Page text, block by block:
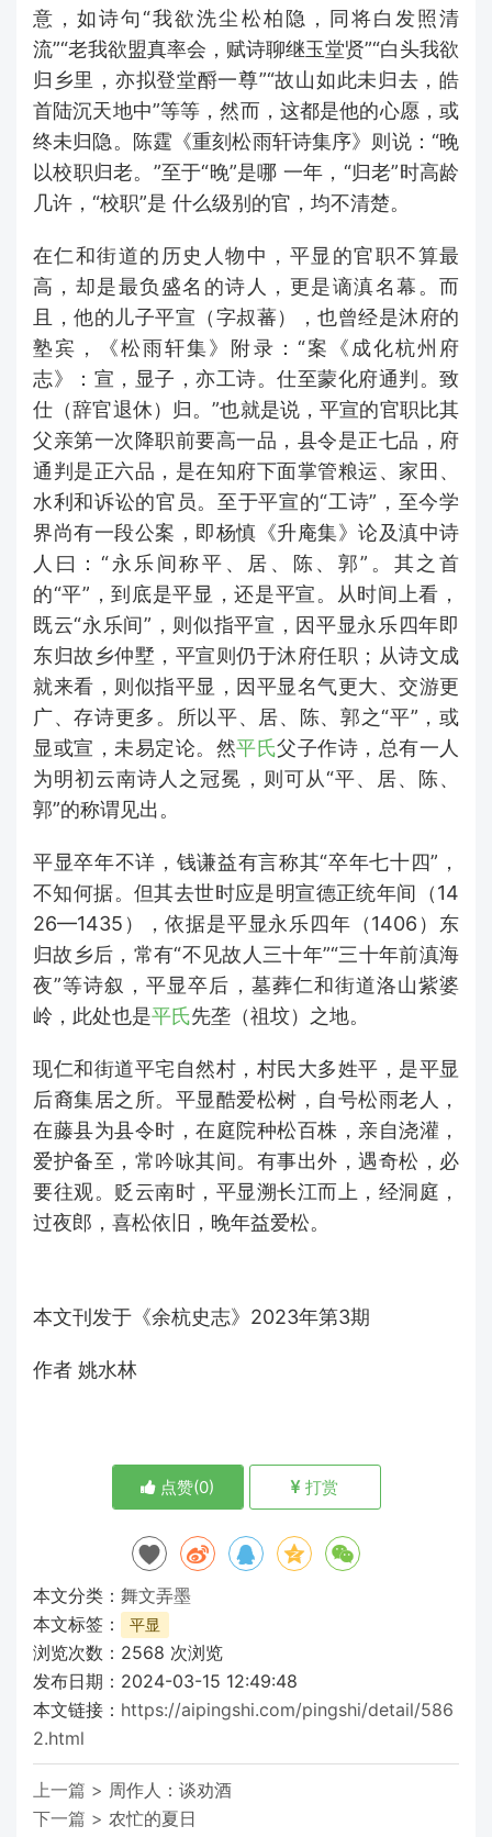
意，如诗句“我欲洗尘松柏隐，同将白发照清
流”“老我欲盟真率会，赋诗聊继玉堂贤”“白头我欲
归乡里，亦拟登堂酹一尊”“故山如此未归去，皓
首陆沉天地中”等等，然而，这都是他的心愿，或
终未归隐。陈霆《重刻松雨轩诗集序》则说：“晚
以校职归老。”至于“晚”是哪 一年，“归老”时高龄
几许，“校职”是 什么级别的官，均不清楚。
在仁和街道的历史人物中，平显的官职不算最
高，却是最负盛名的诗人，更是谪滇名幕。而
且，他的儿子平宣（字叔蕃），也曾经是沐府的
塾宾，《松雨轩集》附录：“案《成化杭州府
志》：宣，显子，亦工诗。仕至蒙化府通判。致
仕（辞官退休）归。”也就是说，平宣的官职比其
父亲第一次降职前要高一品，县令是正七品，府
通判是正六品，是在知府下面掌管粮运、家田、
水利和诉讼的官员。至于平宣的“工诗”，至今学
界尚有一段公案，即杨慎《升庵集》论及滇中诗
人曰：“永乐间称平、居、陈、郭”。其之首
的“平”，到底是平显，还是平宣。从时间上看，
既云“永乐间”，则似指平宣，因平显永乐四年即
东归故乡仲墅，平宣则仍于沐府任职；从诗文成
就来看，则似指平显，因平显名气更大、交游更
广、存诗更多。所以平、居、陈、郭之“平”，或
显或宣，未易定论。然平氏父子作诗，总有一人
为明初云南诗人之冠冕，则可从“平、居、陈、
郭”的称谓见出。
平显卒年不详，钱谦益有言称其“卒年七十四”，
不知何据。但其去世时应是明宣德正统年间（14
26—1435），依据是平显永乐四年（1406）东
归故乡后，常有“不见故人三十年”“三十年前滇海
夜”等诗叙，平显卒后，墓葬仁和街道洛山紫婆
岭，此处也是平氏先垄（祖坟）之地。
现仁和街道平宅自然村，村民大多姓平，是平显
后裔集居之所。平显酷爱松树，自号松雨老人，
在藤县为县令时，在庭院种松百株，亲自浇灌，
爱护备至，常吟咏其间。有事出外，遇奇松，必
要往观。贬云南时，平显溯长江而上，经洞庭，
过夜郎，喜松依旧，晚年益爱松。
本文刊发于《余杭史志》2023年第3期
作者 姚水林
点赞(0) 打赏
本文分类： 舞文弄墨
本文标签：
平显
浏览次数： 2568 次浏览
发布日期：2024-03-15 12:49:48
本文链接： https://aipingshi.com/pingshi/detail/586
2.html
上一篇 > 周作人：谈劝酒
下一篇 > 农忙的夏日